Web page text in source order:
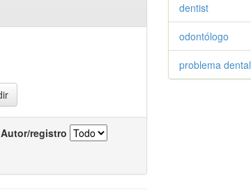
Autor/registro
dentist
odontólogo
problema dental